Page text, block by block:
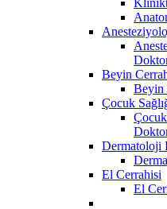
Beyin
Beyin
Çocuk
Çocuk
Dermatoloji
El Cerrahisi
El